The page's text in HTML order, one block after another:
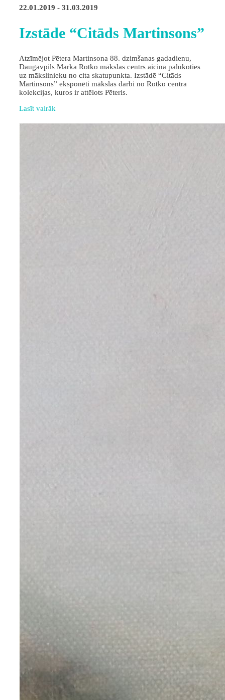
22.01.2019 - 31.03.2019
Izstāde “Citāds Martinsons”
Atzīmējot Pētera Martinsona 88. dzimšanas gadadienu,
Daugavpils Marka Rotko mākslas centrs aicina palūkoties
uz mākslinieku no cita skatupunkta. Izstādē “Citāds
Martinsons” eksponēti mākslas darbi no Rotko centra
kolekcijas, kuros ir attēlots Pēteris.
Lasīt vairāk